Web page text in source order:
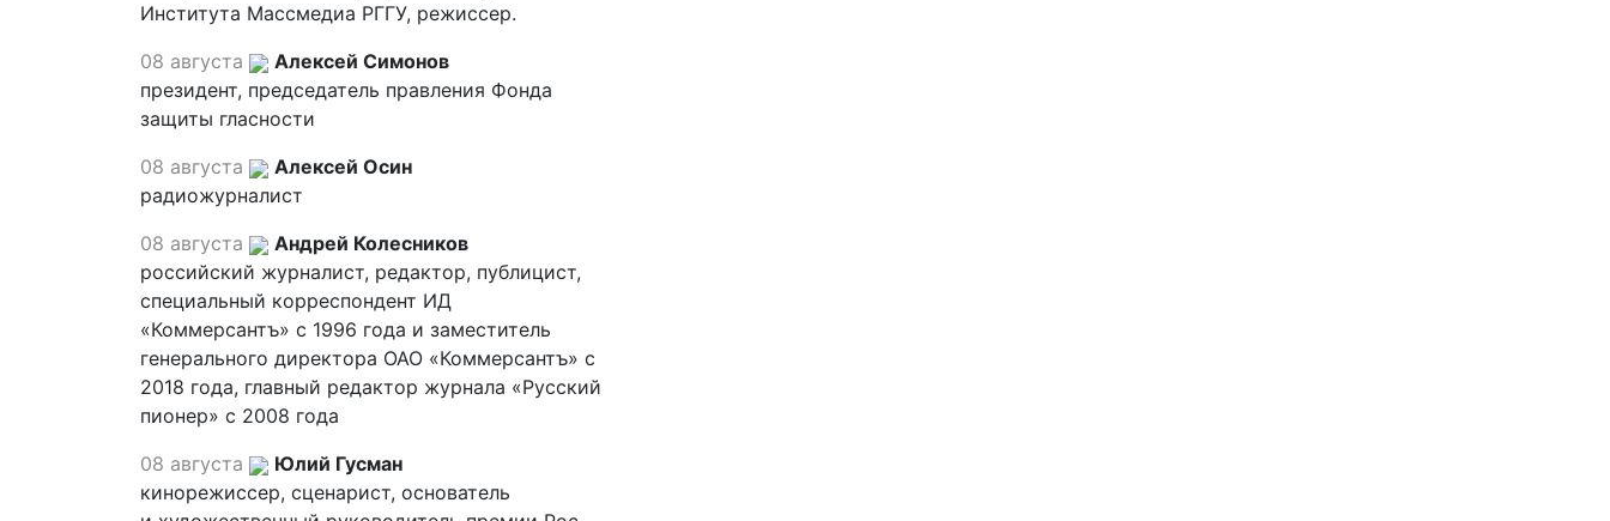
Института Массмедиа РГГУ, режиссер.
08 августа
Алексей Симонов
президент, председатель правления Фонда
защиты гласности
08 августа
Алексей Осин
радиожурналист
08 августа
Андрей Колесников
российский журналист, редактор, публицист,
специальный корреспондент ИД
«Коммерсантъ» с 1996 года и заместитель
генерального директора ОАО «Коммерсантъ» с
2018 года, главный редактор журнала «Русский
пионер» с 2008 года
08 августа
Юлий Гусман
кинорежиссер, сценарист, основатель